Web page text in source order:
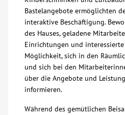
Karriere
Ausbildung
Glossar
Suche
Bastelangebote ermöglichten
interaktive Beschäftigung.
des Hauses, geladene
Einrichtungen und
Möglichkeit, sich in den
und sich bei den
über die Angebote und
informieren.
Während des gemütlichen